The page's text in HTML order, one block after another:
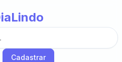
Cadastrar